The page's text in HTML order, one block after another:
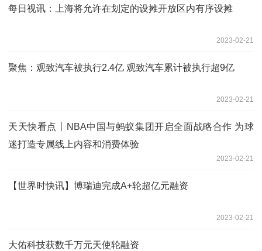
每日视讯：上海将允许在划定的设摊开放区内有序设摊
2023-02-21
聚焦：观致汽车被执行2.4亿 观致汽车累计被执行超9亿
2023-02-21
天天快看点丨NBA中国与蚂蚁集团开启全面战略合作 为球
迷打造专属线上内容和消费体验
2023-02-21
【世界时快讯】博瑞迪完成A+轮超亿元融资
2023-02-21
大佑科技获数千万元天使轮融资